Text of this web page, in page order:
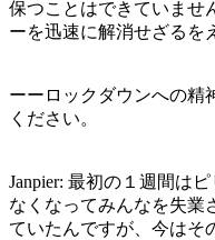
保つことはできていませ
ーを迅速に解消せざるを
ーーロックダウンへの精
ください。
Janpier: 最初の１週間は
なくなってみんなを失業
ていたんですが、今はそ